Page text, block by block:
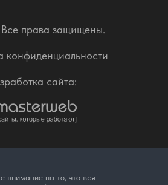
права защищены.
сайта:
конфиденциальности
на то, что вся